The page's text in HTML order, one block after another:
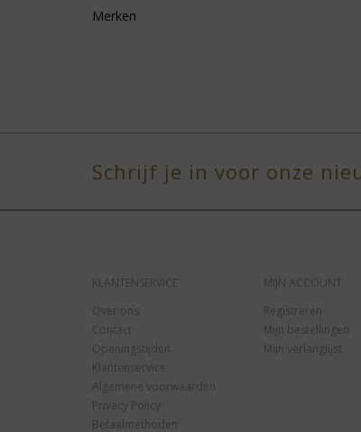
Merken
Schrijf je in voor onze
KLANTENSERVICE
Over ons
Contact
Openingstijden
Klantenservice
Algemene voorwaarden
Privacy Policy
Betaalmethoden
MIJN ACCOUNT
Registreren
Mijn bestellingen
Mijn verlanglijst